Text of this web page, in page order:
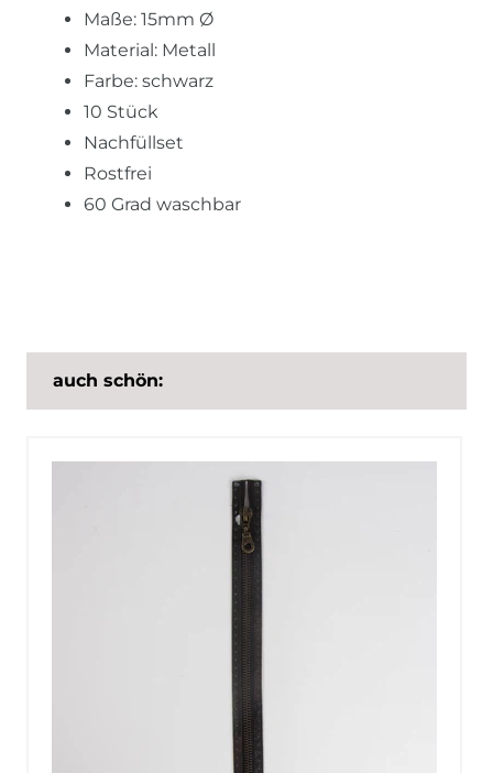
Maße: 15mm Ø
Material: Metall
Farbe: schwarz
10 Stück
Nachfüllset
Rostfrei
60 Grad waschbar
auch schön: